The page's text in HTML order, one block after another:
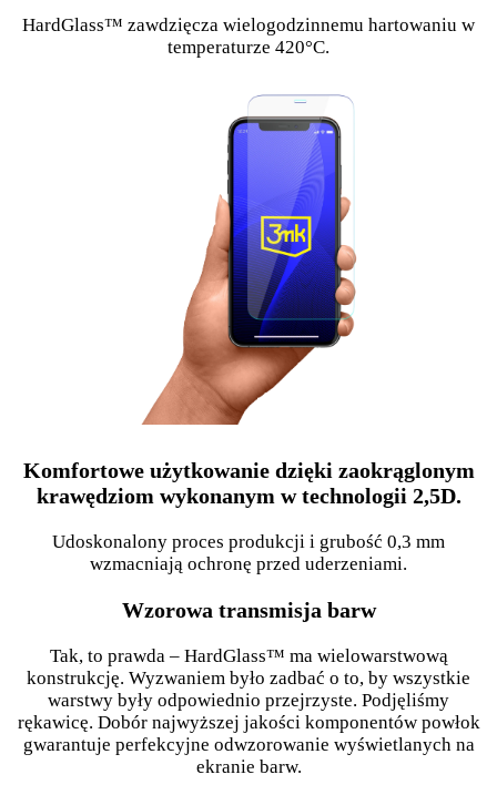
HardGlass™ zawdzięcza wielogodzinnemu hartowaniu w
temperaturze 420°C.
Komfortowe użytkowanie dzięki zaokrąglonym
krawędziom wykonanym w technologii 2,5D.
Udoskonalony proces produkcji i grubość 0,3 mm
wzmacniają ochronę przed uderzeniami.
Wzorowa transmisja barw
Tak, to prawda – HardGlass™ ma wielowarstwową
konstrukcję. Wyzwaniem było zadbać o to, by wszystkie
warstwy były odpowiednio przejrzyste. Podjęliśmy
rękawicę. Dobór najwyższej jakości komponentów powłok
gwarantuje perfekcyjne odwzorowanie wyświetlanych na
ekranie barw.